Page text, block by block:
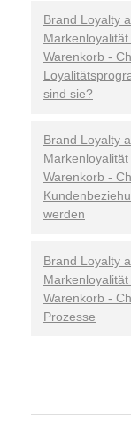
Brand Loyalty
Warenkorb -
sind sie?
Brand Loyalty
Warenkorb -
werden
Brand Loyalty
Warenkorb -
Prozesse